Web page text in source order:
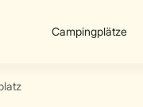
Campingplätze